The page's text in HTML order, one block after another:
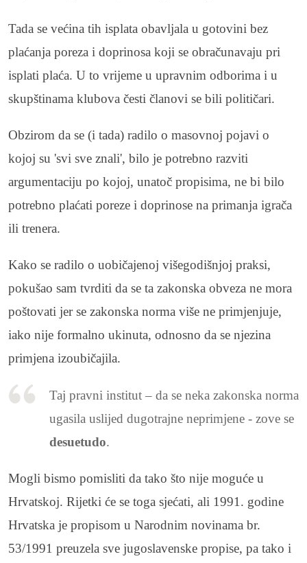
Tada se većina tih isplata obavljala u gotovini bez
plaćanja poreza i doprinosa koji se obračunavaju pri
isplati plaća. U to vrijeme u upravnim odborima i u
skupštinama klubova česti članovi se bili političari.
Obzirom da se (i tada) radilo o masovnoj pojavi o
kojoj su 'svi sve znali', bilo je potrebno razviti
argumentaciju po kojoj, unatoč propisima, ne bi bilo
potrebno plaćati poreze i doprinose na primanja igrača
ili trenera.
Kako se radilo o uobičajenoj višegodišnjoj praksi,
pokušao sam tvrditi da se ta zakonska obveza ne mora
poštovati jer se zakonska norma više ne primjenjuje,
iako nije formalno ukinuta, odnosno da se njezina
primjena izoubičajila.
Taj pravni institut – da se neka zakonska norma
ugasila uslijed dugotrajne neprimjene - zove se
desuetudo.
Mogli bismo pomisliti da tako što nije moguće u
Hrvatskoj. Rijetki će se toga sjećati, ali 1991. godine
Hrvatska je propisom u Narodnim novinama br.
53/1991 preuzela sve jugoslavenske propise, pa tako i